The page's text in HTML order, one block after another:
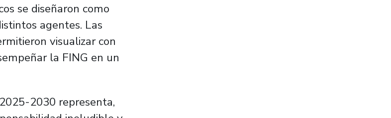
se diseñaron como
agentes. Las
visualizar con
la FING en un
2030 representa,